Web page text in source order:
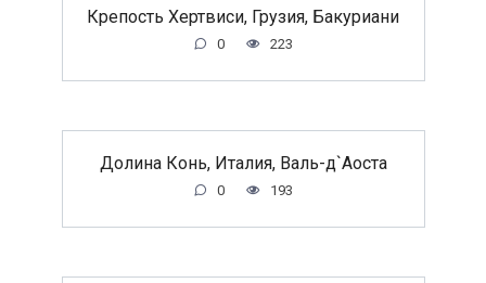
Крепость Хертвиси, Грузия, Бакуриани
0 223
Долина Конь, Италия, Валь-д`Аоста
0 193